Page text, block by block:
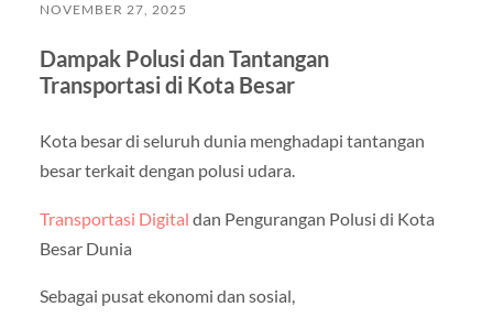
NOVEMBER 27, 2025
Dampak Polusi dan Tantangan
Transportasi di Kota Besar
Kota besar di seluruh dunia menghadapi tantangan
besar terkait dengan polusi udara.
Transportasi Digital dan Pengurangan Polusi di Kota
Besar Dunia
Sebagai pusat ekonomi dan sosial,